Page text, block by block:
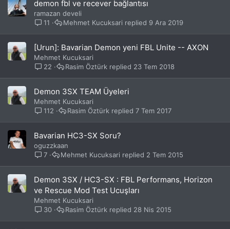
demon fbl ve recever bağlantısı
ramazan develi
11
9 Ara 2019
Mehmet Kucuksari
[Urun]: Bavarian Demon yeni FBL Unite -- AXON
Mehmet Kucuksari
22
23 Tem 2018
Rasim Öztürk
Demon 3SX TEAM Üyeleri
Mehmet Kucuksari
112
7 Tem 2017
Rasim Öztürk
Bavarian HC3-SX Soru?
oguzzkaan
7
2 Tem 2015
Mehmet Kucuksari
Demon 3SX / HC3-SX : FBL Performans, Horizon
ve Rescue Mod Test Ucuşları
Mehmet Kucuksari
30
28 Nis 2015
Rasim Öztürk